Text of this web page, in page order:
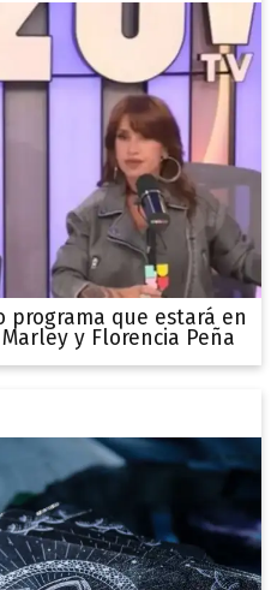
programa que estará en
y Florencia Peña